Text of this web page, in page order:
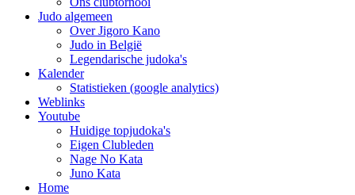
Judo algemeen
Over Jigoro Kano
Judo in België
Legendarische judoka's
Kalender
Statistieken (google analytics)
Weblinks
Youtube
Huidige topjudoka's
Eigen Clubleden
Nage No Kata
Juno Kata
Home